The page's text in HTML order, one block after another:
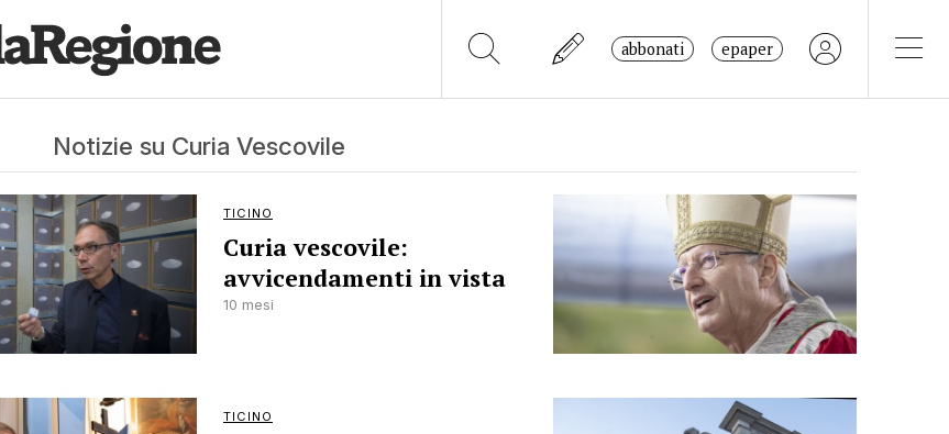
abbonati epaper
Notizie su Curia Vescovile
TICINO
Curia vescovile:
avvicendamenti in vista
10 mesi
TICINO